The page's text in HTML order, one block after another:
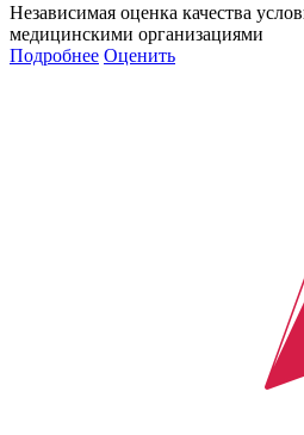
Независимая оценка качества
медицинскими организациями
Подробнее Оценить